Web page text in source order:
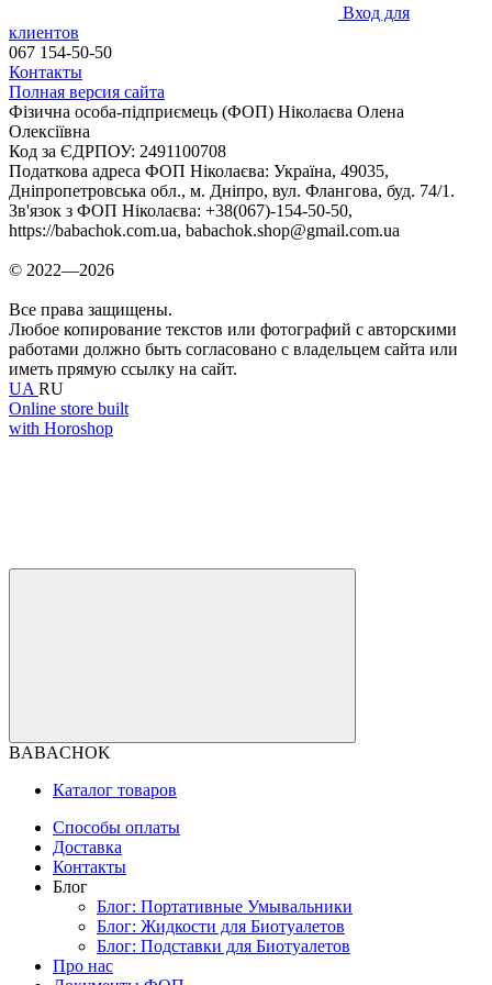
Вход для
клиентов
067 154-50-50
Контакты
Полная версия сайта
Фізична особа-підприємець (ФОП) Ніколаєва Олена
Олексіївна
Код за ЄДРПОУ: 2491100708
Податкова адреса ФОП Ніколаєва: Україна, 49035,
Дніпропетровська обл., м. Дніпро, вул. Флангова, буд. 74/1.
Зв'язок з ФОП Ніколаєва: +38(067)-154-50-50,
https://babachok.com.ua, babachok.shop@gmail.com.ua
© 2022—2026
Все права защищены.
Любое копирование текстов или фотографий с авторскими
работами должно быть согласовано с владельцем сайта или
иметь прямую ссылку на сайт.
UA RU
Online store built
with Horoshop
BABACHOK
Каталог товаров
Способы оплаты
Доставка
Контакты
Блог
Блог: Портативные Умывальники
Блог: Жидкости для Биотуалетов
Блог: Подставки для Биотуалетов
Про нас